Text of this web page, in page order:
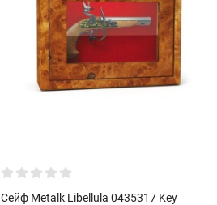
Сейф Metalk Libellula 0435317 Key